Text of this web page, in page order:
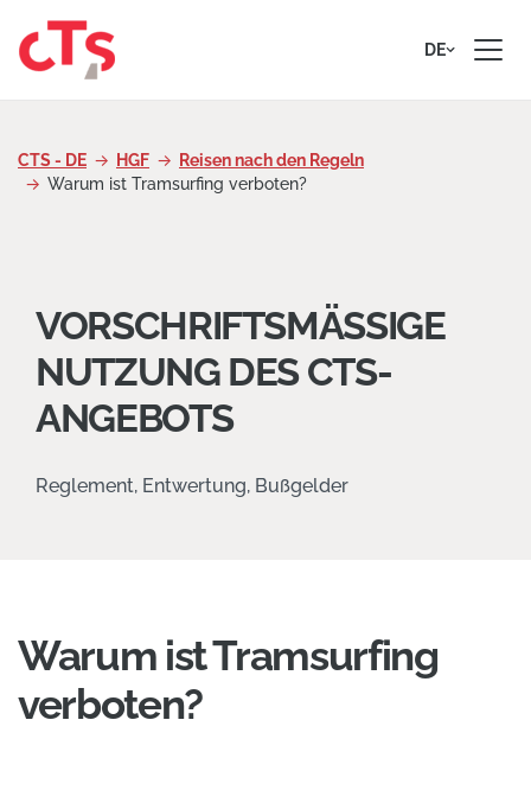
DE
CTS - DE HGF
Reisen nach den Regeln
Warum ist Tramsurfing verboten?
VORSCHRIFTSMÄSSIGE
NUTZUNG DES CTS-
ANGEBOTS
Reglement, Entwertung, Bußgelder
Warum ist Tramsurfing
verboten?